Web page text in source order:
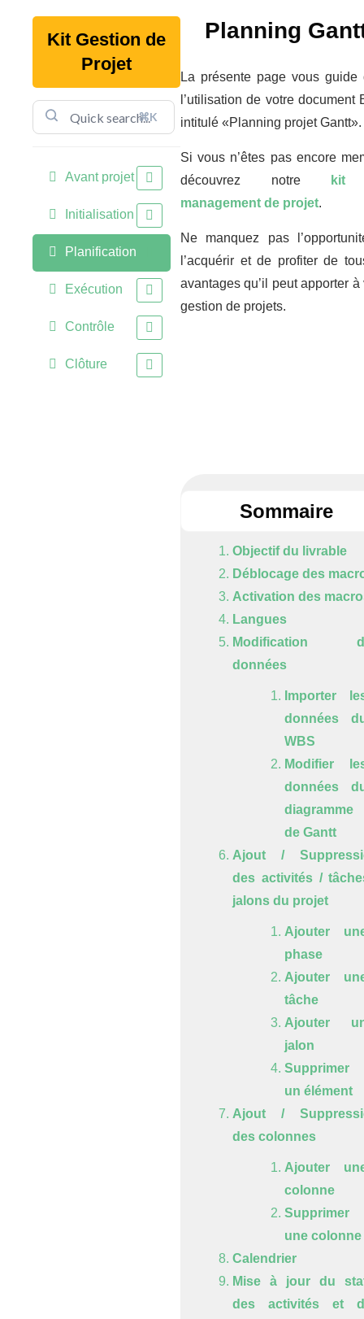
Kit Gestion de
Projet
⌘K
Avant projet
Initialisation
Planification
Exécution
Contrôle
Clôture
Planning
La présente page vous guide
l’utilisation de votre document
intitulé «Planning projet Gantt».
Si vous n’êtes pas encore
découvrez notre
kit
management de projet.
Ne manquez pas
l’acquérir et de profiter de
avantages qu’il peut apporter à
gestion de projets.
Sommaire
Objectif du livrable
Déblocage des
Activation des
Langues
Modification
données
Importer
données
WBS
Modifier
données
diagramme
de Gantt
Ajout /
des activités /
jalons du projet
Ajouter
phase
Ajouter
tâche
Ajouter
jalon
Supprimer
un élément
Ajout /
des colonnes
Ajouter
colonne
Supprimer
une colonne
Calendrier
Mise à jour du
des activités et